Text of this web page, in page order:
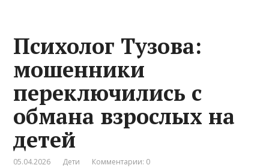
Психолог Тузова:
мошенники
переключились с
обмана взрослых на
детей
05.04.2026 Дети Комментарии: 0